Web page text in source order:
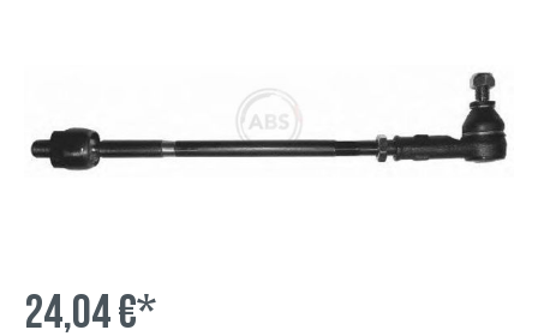
24,04 €*